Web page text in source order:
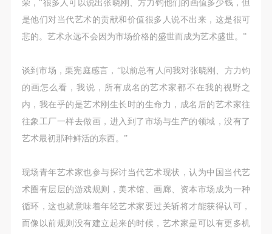
荣，“很多人可以说出张晓刚、方力钧他们的画值多少钱，但
是他们对当代艺术的贡献和价值很多人说不出来，这是很可
悲的。艺术永远不会因为市场价格的盛世而成为艺术盛世。”
谈到市场，栗宪庭感言，“以前总有人问我对张晓刚、方力钧
的画怎么看，我说，所有成名的艺术家都不在我的视野之
内，我在乎的是艺术刚生长时的生命力，成名后的艺术家往
往象工厂一样去做画，进入到了市场与生产的领域，没有了
艺术最初那种鲜活的东西。”
现场青年艺术家也参与探讨当代艺术现状，认为中国当代艺
术圈有层层的游戏规则，美术馆、画廊、资本市场成为一种
循环，这也就意味着年轻艺术家要过关斩将才能获得认可，
而像以前规则没有建立起来的时候，艺术家是可以有更多机